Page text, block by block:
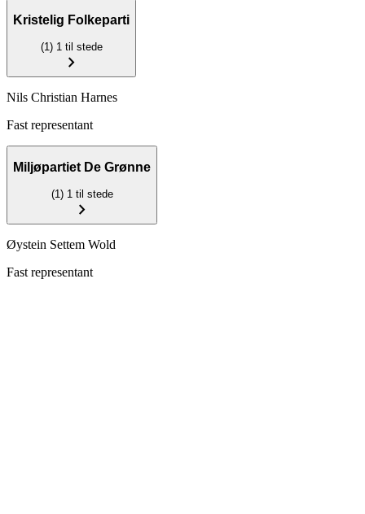
Kristelig Folkeparti
(1) 1 til stede
chevron_right
Nils Christian Harnes
Fast representant
Miljøpartiet De Grønne
(1) 1 til stede
chevron_right
Øystein Settem Wold
Fast representant